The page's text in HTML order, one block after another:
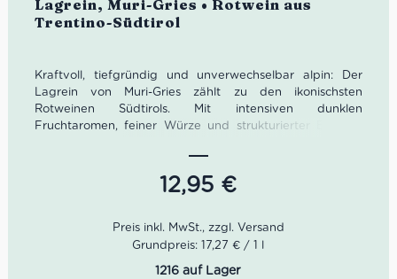
Lagrein, Muri-Gries • Rotwein aus
Trentino-Südtirol
Kraftvoll, tiefgründig und unverwechselbar alpin: Der
Lagrein von Muri-Gries zählt zu den ikonischsten
Rotweinen Südtirols. Mit intensiven dunklen
Fruchtaromen, feiner Würze und strukturierter Eleganz
suchen – authentisch, präzise und beeindruckend.
12,95 €
mit5.00von
5
Grundpreis: 17,27 € / 1 l
1216 auf Lager